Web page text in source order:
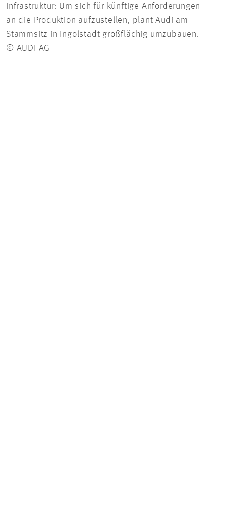
Infrastruktur: Um sich für künftige Anforderungen
an die Produktion aufzustellen, plant Audi am
Stammsitz in Ingolstadt großflächig umzubauen.
© AUDI AG